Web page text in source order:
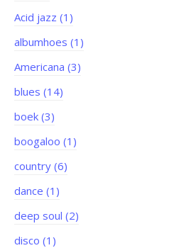
Acid jazz (1)
albumhoes (1)
Americana (3)
blues (14)
boek (3)
boogaloo (1)
country (6)
dance (1)
deep soul (2)
disco (1)